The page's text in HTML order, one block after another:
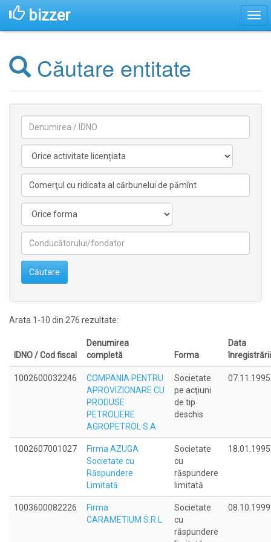
bizzer
Căutare entitate
licentiata
nelicentiata
Căutare
Arata 1-10 din 276 rezultate:
IDNO / Cod fiscal
Denumirea
completă
Forma
Data
înregistrării
1002600032246
COMPANIA PENTRU
APROVIZIONARE CU
PRODUSE
PETROLIERE
AGROPETROL S.A
Societate
pe acţiuni
de tip
deschis
07.11.1995
1002607001027
Firma AZUGA
Societate cu
Răspundere
Limitată
Societate
cu
răspundere
limitată
18.01.1995
1003600082226
Firma
CARAMETIUM S.R.L
Societate
cu
răspundere
08.10.1999